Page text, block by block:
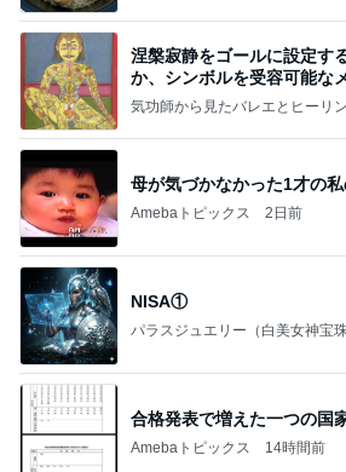
涅槃寂静をゴールに設定す
か、シンボルを受容可能な
ことが
気功師から見たバレエとヒーリ
母が気づかなかった1才の
Amebaトピックス 2日前
NISA①
パラスジュエリー（白美女神宝
合格発表で増えた一つの国
Amebaトピックス 14時間前